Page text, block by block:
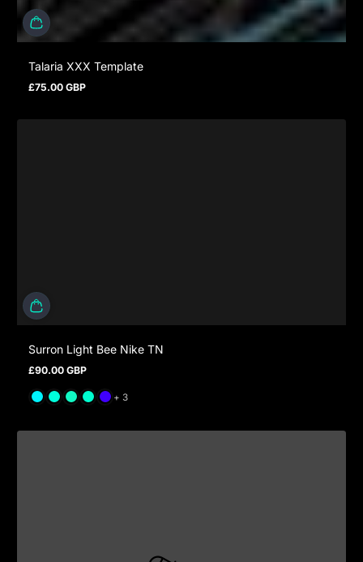
Talaria XXX Template
Prix normal
£75.00 GBP
Surron Light Bee Nike TN
Prix normal
£90.00 GBP
+ 3